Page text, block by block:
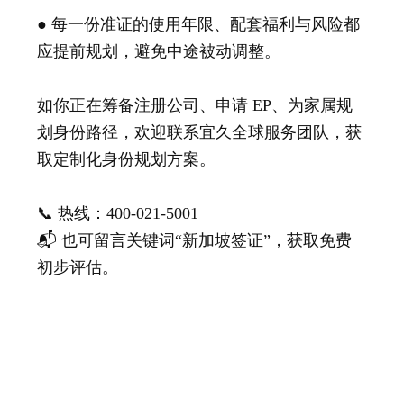
● 每一份准证的使用年限、配套福利与风险都
应提前规划，避免中途被动调整。
如你正在筹备注册公司、申请 EP、为家属规
划身份路径，欢迎联系宜久全球服务团队，获
取定制化身份规划方案。
📞 热线 ：400-021-5001
📬 也可留言关键词“新加坡签证” ，获取免费
初步评估。